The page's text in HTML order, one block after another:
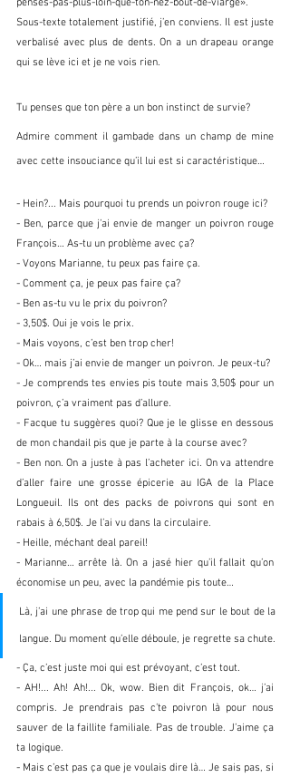
penses-pas-plus-loin-que-ton-nez-bout-de-viarge».
Sous-texte totalement justifié, j’en conviens. Il est juste
verbalisé avec plus de dents. On a un drapeau orange
qui se lève ici et je ne vois rien.
Tu penses que ton père a un bon instinct de survie?
Admire comment il gambade dans un champ de mine
avec cette insouciance qu’il lui est si caractéristique…
- Hein?... Mais pourquoi tu prends un poivron rouge ici?
- Ben, parce que j’ai envie de manger un poivron rouge
François… As-tu un problème avec ça?
- Voyons Marianne, tu peux pas faire ça.
- Comment ça, je peux pas faire ça?
- Ben as-tu vu le prix du poivron?
- 3,50$. Oui je vois le prix.
- Mais voyons, c’est ben trop cher!
- Ok… mais j’ai envie de manger un poivron. Je peux-tu?
- Je comprends tes envies pis toute mais 3,50$ pour un
poivron, ç’a vraiment pas d’allure.
- Facque tu suggères quoi? Que je le glisse en dessous
de mon chandail pis que je parte à la course avec?
- Ben non. On a juste à pas l’acheter ici. On va attendre
d’aller faire une grosse épicerie au IGA de la Place
Longueuil. Ils ont des packs de poivrons qui sont en
rabais à 6,50$. Je l’ai vu dans la circulaire.
- Heille, méchant deal pareil!
- Marianne… arrête là. On a jasé hier qu’il fallait qu’on
économise un peu, avec la pandémie pis toute…
Là, j’ai une phrase de trop qui me pend sur le bout de la
langue. Du moment qu’elle déboule, je regrette sa chute.
- Ça, c’est juste moi qui est prévoyant, c’est tout.
- AH!... Ah! Ah!... Ok, wow. Bien dit François, ok… j’ai
compris. Je prendrais pas c’te poivron là pour nous
sauver de la faillite familiale. Pas de trouble. J’aime ça
ta logique.
- Mais c’est pas ça que je voulais dire là… Je sais pas, si